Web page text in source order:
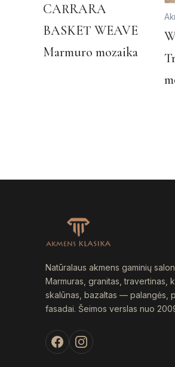
CARRARA
BASKET WEAVE
Marmuro mozaika
Natūralaus akmens gaminių
Marmuras, granitas, travertinas,
skalūnas, bazaltas — palangės,
fasadai. Šeimos verslas nuo